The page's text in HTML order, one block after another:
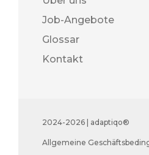
Job-Angebote
Glossar
Kontakt
2024-2026 | adaptiqo®
Allgemeine